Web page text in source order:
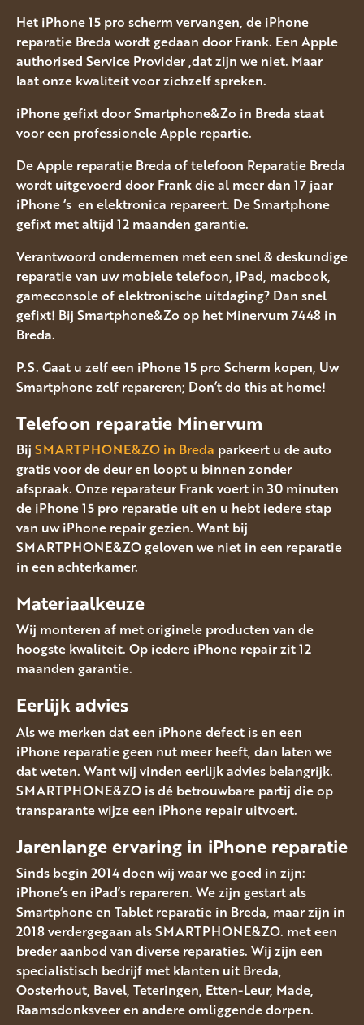
Het iPhone 15 pro scherm vervangen, de iPhone
reparatie Breda wordt gedaan door Frank. Een Apple
authorised Service Provider ,dat zijn we niet. Maar
laat onze kwaliteit voor zichzelf spreken.
iPhone gefixt door Smartphone&Zo in Breda staat
voor een professionele Apple repartie.
De Apple reparatie Breda of telefoon Reparatie Breda
wordt uitgevoerd door Frank die al meer dan 17 jaar
iPhone ‘s en elektronica repareert. De Smartphone
gefixt met altijd 12 maanden garantie.
Verantwoord ondernemen met een snel & deskundige
reparatie van uw mobiele telefoon, iPad, macbook,
gameconsole of elektronische uitdaging? Dan snel
gefixt! Bij Smartphone&Zo op het Minervum 7448 in
Breda.
P.S. Gaat u zelf een iPhone 15 pro Scherm kopen, Uw
Smartphone zelf repareren; Don’t do this at home!
Telefoon reparatie Minervum
Bij SMARTPHONE&ZO in Breda parkeert u de auto
gratis voor de deur en loopt u binnen zonder
afspraak. Onze reparateur Frank voert in 30 minuten
de iPhone 15 pro reparatie uit en u hebt iedere stap
van uw iPhone repair gezien. Want bij
SMARTPHONE&ZO geloven we niet in een reparatie
in een achterkamer.
Materiaalkeuze
Wij monteren af met originele producten van de
hoogste kwaliteit. Op iedere iPhone repair zit 12
maanden garantie.
Eerlijk advies
Als we merken dat een iPhone defect is en een
iPhone reparatie geen nut meer heeft, dan laten we
dat weten. Want wij vinden eerlijk advies belangrijk.
SMARTPHONE&ZO is dé betrouwbare partij die op
transparante wijze een iPhone repair uitvoert.
Jarenlange ervaring in iPhone reparatie
Sinds begin 2014 doen wij waar we goed in zijn:
iPhone’s en iPad’s repareren. We zijn gestart als
Smartphone en Tablet reparatie in Breda, maar zijn in
2018 verdergegaan als SMARTPHONE&ZO. met een
breder aanbod van diverse reparaties. Wij zijn een
specialistisch bedrijf met klanten uit Breda,
Oosterhout, Bavel, Teteringen, Etten-Leur, Made,
Raamsdonksveer en andere omliggende dorpen.